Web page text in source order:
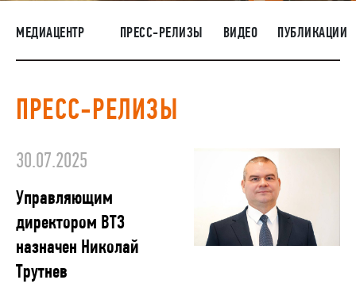
НАШИ ЛЮДИ
ОКРУЖАЮЩАЯ СРЕДА
ЗАКУПКИ
МЕДИАЦЕНТР ПРЕСС-РЕЛИЗЫ ВИДЕО ПУБЛИКАЦИИ
ПРЕСС-РЕЛИЗЫ
30.07.2025
Управляющим
директором ВТЗ
назначен Николай
Трутнев